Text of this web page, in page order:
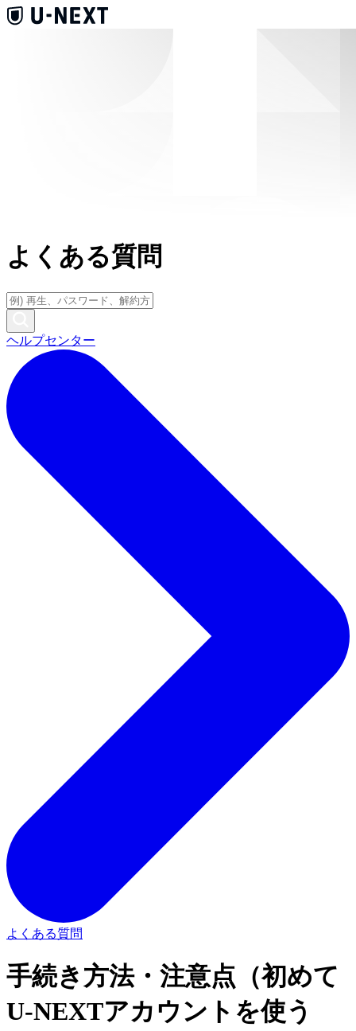
よくある質問
ヘルプセンター
よくある質問
手続き方法・注意点（初めて
U-NEXTアカウントを使う